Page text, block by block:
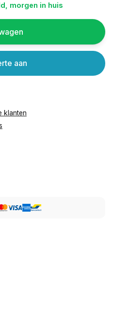
morgen in huis
aan
klanten